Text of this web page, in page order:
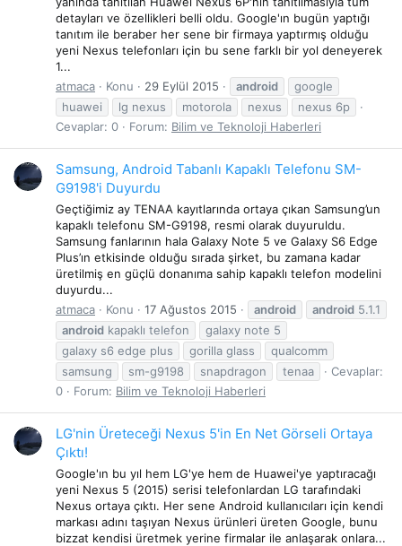
detayları ve özellikleri belli oldu. Google'ın bugün yaptığı
tanıtım ile beraber her sene bir firmaya yaptırmış olduğu
yeni Nexus telefonları için bu sene farklı bir yol deneyerek
1...
atmaca
Konu 29 Eylül 2015 android
google
huawei
lg nexus motorola nexus
nexus 6p
Cevaplar: 0
Forum: Bilim ve Teknoloji Haberleri
Samsung, Android Tabanlı Kapaklı Telefonu SM-
G9198'i Duyurdu
Geçtiğimiz ay TENAA kayıtlarında ortaya çıkan Samsung’un
kapaklı telefonu SM-G9198, resmi olarak duyuruldu.
Samsung fanlarının hala Galaxy Note 5 ve Galaxy S6 Edge
Plus’ın etkisinde olduğu sırada şirket, bu zamana kadar
üretilmiş en güçlü donanıma sahip kapaklı telefon modelini
duyurdu...
atmaca
Konu 17 Ağustos 2015 android android 5.1.1
android kapaklı telefon
galaxy note 5
galaxy s6 edge plus
gorilla glass
qualcomm
samsung
sm-g9198 snapdragon tenaa
Cevaplar:
0
Forum: Bilim ve Teknoloji Haberleri
LG'nin Üreteceği Nexus 5'in En Net Görseli Ortaya
Çıktı!
Google'ın bu yıl hem LG'ye hem de Huawei'ye yaptıracağı
yeni Nexus 5 (2015) serisi telefonlardan LG tarafındaki
Nexus ortaya çıktı. Her sene Android kullanıcıları için kendi
markası adını taşıyan Nexus ürünleri üreten Google, bunu
bizzat kendisi üretmek yerine firmalar ile anlaşarak onlara...